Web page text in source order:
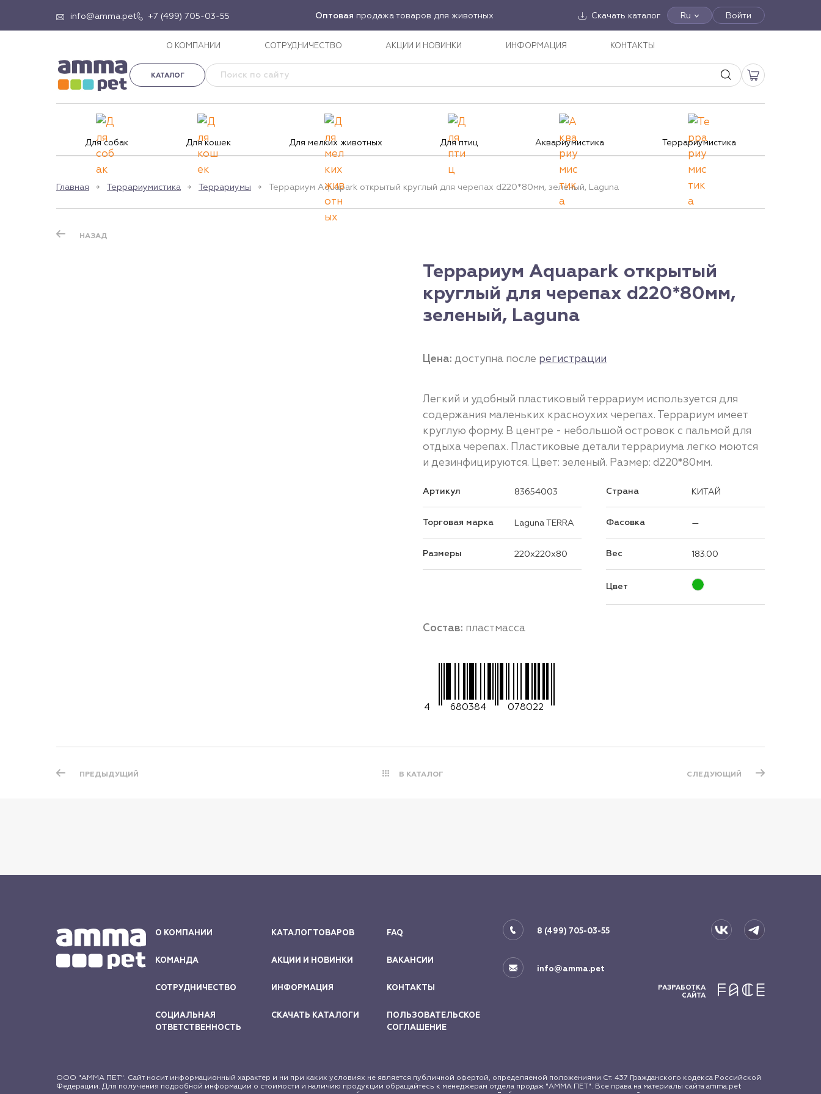
info@amma.pet +7 (499) 705-03-55 Оптовая продажа товаров для животных Скачать каталог Ru Войти
О КОМПАНИИ СОТРУДНИЧЕСТВО АКЦИИ И НОВИНКИ ИНФОРМАЦИЯ КОНТАКТЫ
КАТАЛОГ
Для собак Для кошек Для мелких животных Для птиц Аквариумистика Террариумистика
Главная Террариумистика Террариумы Террариум Aquapark открытый круглый для черепах d220*80мм, зеленый, Laguna
НАЗАД
Террариум Aquapark открытый
круглый для черепах d220*80мм,
зеленый, Laguna
Цена: доступна после регистрации
Легкий и удобный пластиковый террариум используется для
содержания маленьких красноухих черепах. Террариум имеет
круглую форму. В центре - небольшой островок с пальмой для
отдыха черепах. Пластиковые детали террариума легко моются
и дезинфицируются. Цвет: зеленый. Размер: d220*80мм.
Артикул 83654003
Торговая марка Laguna TERRA
Размеры 220x220x80
Страна КИТАЙ
Фасовка —
Вес 183.00
Цвет
Состав: пластмасса
4 680384 078022
ПРЕДЫДУЩИЙ В КАТАЛОГ СЛЕДУЮЩИЙ
О КОМПАНИИ
КОМАНДА
СОТРУДНИЧЕСТВО
СОЦИАЛЬНАЯ
ОТВЕТСТВЕННОСТЬ
КАТАЛОГ ТОВАРОВ
АКЦИИ И НОВИНКИ
ИНФОРМАЦИЯ
СКАЧАТЬ КАТАЛОГИ
FAQ
ВАКАНСИИ
КОНТАКТЫ
ПОЛЬЗОВАТЕЛЬСКОЕ
СОГЛАШЕНИЕ
8 (499) 705-03-55
info@amma.pet
РАЗРАБОТКА
САЙТА
ООО "АММА ПЕТ". Сайт носит информационный характер и ни при каких условиях не является публичной офертой, определяемой положениями Ст. 437 Гражданского кодекса Российской
Федерации. Для получения подробной информации о стоимости и наличию продукции обращайтесь к менеджерам отдела продаж "АММА ПЕТ". Все права на материалы сайта amma.pet